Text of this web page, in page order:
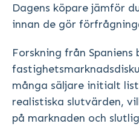
Dagens köpare jämför
innan de gör
Forskning från Spaniens
många säljare initialt
realistiska slutvärden,
på marknaden och